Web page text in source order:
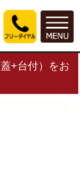
+台付）をお